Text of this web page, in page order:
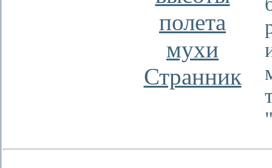
полета
мухи
Странник